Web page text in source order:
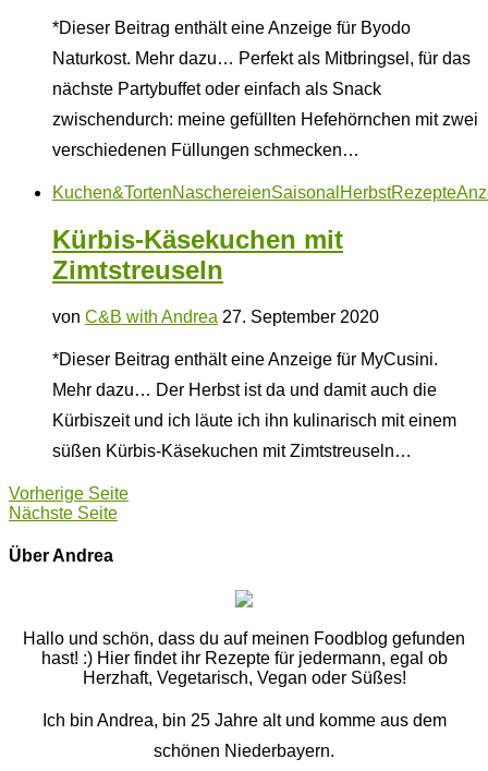
*Dieser Beitrag enthält eine Anzeige für Byodo
Naturkost. Mehr dazu… Perfekt als Mitbringsel, für das
nächste Partybuffet oder einfach als Snack
zwischendurch: meine gefüllten Hefehörnchen mit zwei
verschiedenen Füllungen schmecken…
Kuchen&TortenNaschereienSaisonal HerbstRezepte
Kürbis-Käsekuchen mit
Zimtstreuseln
von C&B with Andrea 27. September 2020
*Dieser Beitrag enthält eine Anzeige für MyCusini.
Mehr dazu… Der Herbst ist da und damit auch die
Kürbiszeit und ich läute ich ihn kulinarisch mit einem
süßen Kürbis-Käsekuchen mit Zimtstreuseln…
Vorherige Seite
Nächste Seite
Über Andrea
Hallo und schön, dass du auf meinen Foodblog gefunden
hast! :) Hier findet ihr Rezepte für jedermann, egal ob
Herzhaft, Vegetarisch, Vegan oder Süßes!
Ich bin Andrea, bin 25 Jahre alt und komme aus dem
schönen Niederbayern.